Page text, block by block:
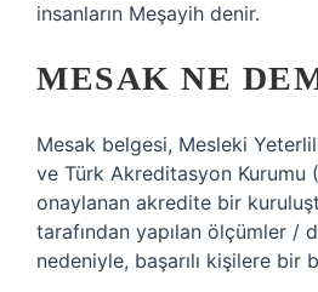
insanların Meşayih denir.
MESAK NE
Mesak belgesi, Mesleki
ve Türk Akreditasyon Kurumu
onaylanan akredite bir
tarafından yapılan ölçümler /
nedeniyle, başarılı kişilere bir